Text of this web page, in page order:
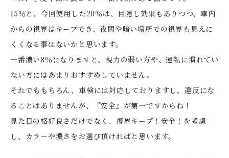
15％と、今回使用した20％は、目隠し効果もありつつ、車内
からの視界はキープでき、夜間や暗い場所での視界も見えに
くくなる事はないかと思います。
一番濃い8％になりますと、視力の弱い方や、運転に慣れてい
ない方にはあまりおすすめしていません。
それでももちろん、車検には対応しておりますし、違反にな
ることはありませんが、『安全』が第一ですからね！
見た目の格好良さだけでなく、視界キープ！安全！を考慮
し、カラーや濃さをお選び頂ければと思います。